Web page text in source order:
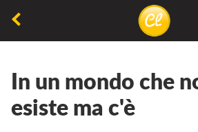
permette
In un mondo che
esiste ma c'è